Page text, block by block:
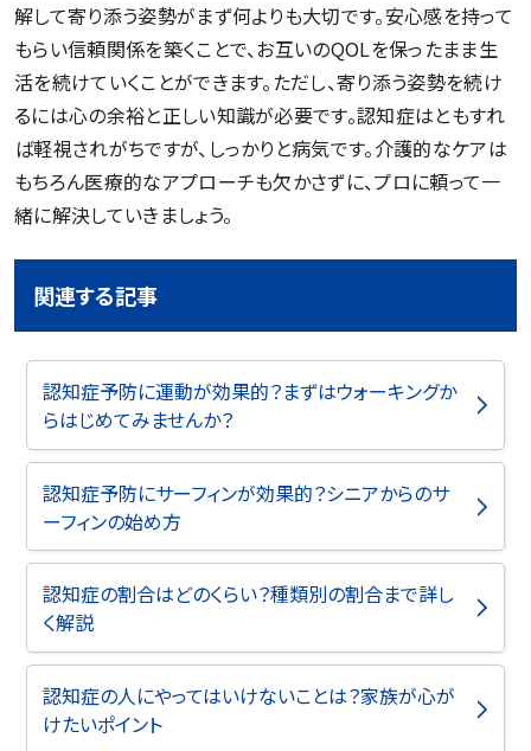
解して寄り添う姿勢がまず何よりも大切です。安心感を持って
もらい信頼関係を築くことで、お互いのQOLを保ったまま生
活を続けていくことができます。ただし、寄り添う姿勢を続け
るには心の余裕と正しい知識が必要です。認知症はともすれ
ば軽視されがちですが、しっかりと病気です。介護的なケアは
もちろん医療的なアプローチも欠かさずに、プロに頼って一
緒に解決していきましょう。
関連する記事
認知症予防に運動が効果的？まずはウォーキングか
らはじめてみませんか？
認知症予防にサーフィンが効果的？シニアからのサ
ーフィンの始め方
認知症の割合はどのくらい？種類別の割合まで詳し
く解説
認知症の人にやってはいけないことは？家族が心が
けたいポイント